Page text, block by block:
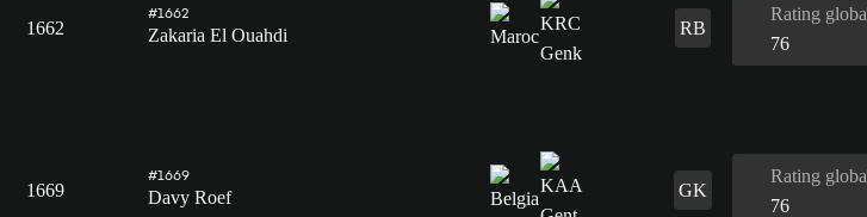
1662
#1662
Zakaria El Ouahdi RB
Rating
76
1669
#1669
Davy Roef GK
Rating
76